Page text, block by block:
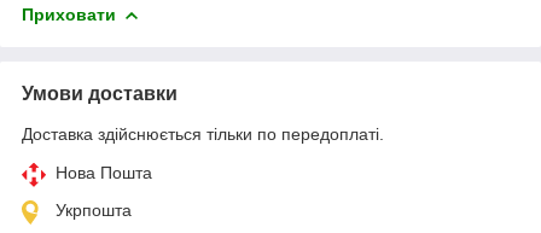
Приховати
Умови доставки
Доставка здійснюється тільки по передоплаті.
Нова Пошта
Укрпошта